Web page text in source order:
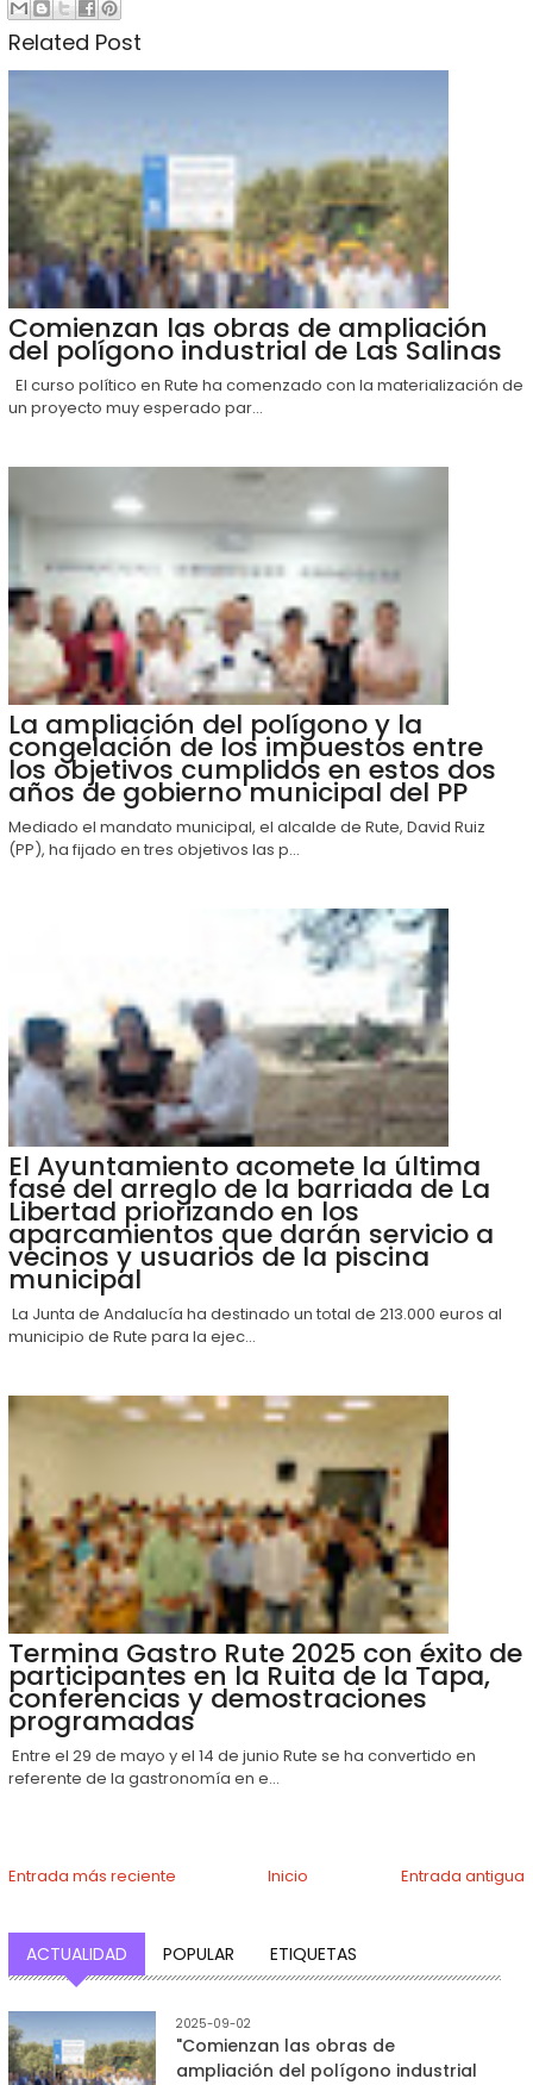
Related Post
Comienzan las obras de ampliación
del polígono industrial de Las Salinas
El curso político en Rute ha comenzado con la materialización de
un proyecto muy esperado par...
La ampliación del polígono y la
congelación de los impuestos entre
los objetivos cumplidos en estos dos
años de gobierno municipal del PP
Mediado el mandato municipal, el alcalde de Rute, David Ruiz
(PP), ha fijado en tres objetivos las p...
El Ayuntamiento acomete la última
fase del arreglo de la barriada de La
Libertad priorizando en los
aparcamientos que darán servicio a
vecinos y usuarios de la piscina
municipal
La Junta de Andalucía ha destinado un total de 213.000 euros al
municipio de Rute para la ejec...
Termina Gastro Rute 2025 con éxito de
participantes en la Ruita de la Tapa,
conferencias y demostraciones
programadas
Entre el 29 de mayo y el 14 de junio Rute se ha convertido en
referente de la gastronomía en e...
Entrada más reciente Entrada antigua
Inicio
ACTUALIDAD POPULAR ETIQUETAS
2025-09-02
"Comienzan las obras de
ampliación del polígono industrial